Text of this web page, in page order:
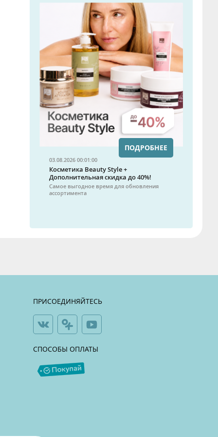
03.08.2026 00:01:00
Косметика Beauty Style +
Дополнительная скидка до 40%!
Самое выгодное время для обновления
ассортимента
ПОДРОБНЕЕ
ПРИСОЕДИНЯЙТЕСЬ
СПОСОБЫ ОПЛАТЫ